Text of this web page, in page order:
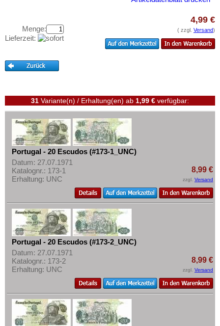
Schottland
Schweden
Schweiz
Serbien
Slowenien
Spanien
Spitzbergen
Tatarstan
Transnistrien
Tschechische Republik
Tschechoslowakei
Türkei
Ukraine
Ungarn
Vatikan
Weissrussland
Kataloge
Gutscheine
Kontakt
Informationen
Preislisten
Ankauf
Erhaltungsgrade
Gratisbanknoten
FAQ
Mehr über...
Zahlungsbedingungen
Privatsphäre und Datenschutz
Widerrufsbelehrung
Liefer- und Versandkosten
AGB
Impressum
Menge:
Lieferzeit:
4,99 €
( zzgl. Versand)
31 Variante(n) / Erhaltung(en) ab 1,99 € verfügbar:
Portugal - 20 Escudos (#173-1_UNC)
Datum: 27.07.1971
Katalognr.: 173-1
Erhaltung: UNC
8,99 €
zzgl. Versand
Portugal - 20 Escudos (#173-2_UNC)
Datum: 27.07.1971
Katalognr.: 173-2
Erhaltung: UNC
8,99 €
zzgl. Versand